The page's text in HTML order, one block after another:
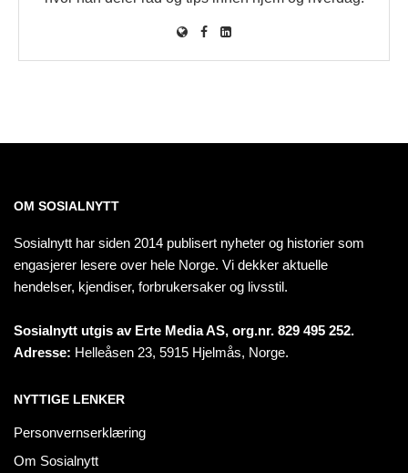
OM SOSIALNYTT
Sosialnytt har siden 2014 publisert nyheter og historier som
engasjerer lesere over hele Norge. Vi dekker aktuelle
hendelser, kjendiser, forbrukersaker og livsstil.
Sosialnytt utgis av Erte Media AS, org.nr. 829 495 252.
Adresse: Helleåsen 23, 5915 Hjelmås, Norge.
NYTTIGE LENKER
Personvernserklæring
Om Sosialnytt